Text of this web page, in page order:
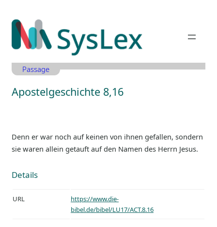
Inhalt
springen
Passage
Apostelgeschichte 8,16
Denn er war noch auf keinen von ihnen gefallen, sondern
sie waren allein getauft auf den Namen des Herrn Jesus.
Details
URL
https://www.die-
bibel.de/bibel/LU17/ACT.8.16